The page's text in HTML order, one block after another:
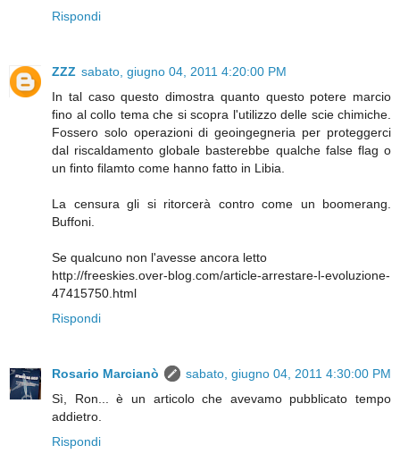
Rispondi
ZZZ sabato, giugno 04, 2011 4:20:00 PM
In tal caso questo dimostra quanto questo potere marcio
fino al collo tema che si scopra l'utilizzo delle scie chimiche.
Fossero solo operazioni di geoingegneria per proteggerci
dal riscaldamento globale basterebbe qualche false flag o
un finto filamto come hanno fatto in Libia.
La censura gli si ritorcerà contro come un boomerang.
Buffoni.
Se qualcuno non l'avesse ancora letto
http://freeskies.over-blog.com/article-arrestare-l-evoluzione-
47415750.html
Rispondi
Rosario Marcianò
sabato, giugno 04, 2011 4:30:00 PM
Sì, Ron... è un articolo che avevamo pubblicato tempo
addietro.
Rispondi